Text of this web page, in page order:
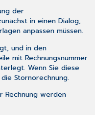
der
in einen Dialog,
anpassen müssen.
und in den
mit Rechnungsnummer
Wenn Sie diese
Stornorechnung.
Rechnung werden